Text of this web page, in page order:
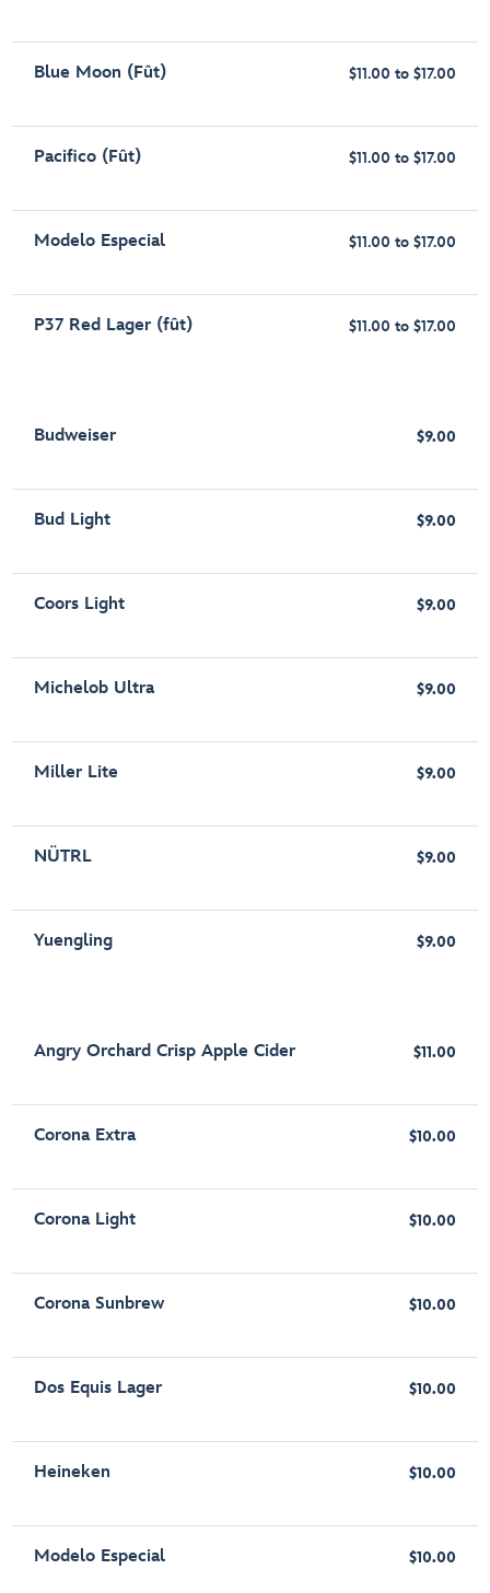
Blue Moon (Fût) $11.00 to $17.00
Pacifico (Fût) $11.00 to $17.00
Modelo Especial $11.00 to $17.00
P37 Red Lager (fût) $11.00 to $17.00
Budweiser $9.00
Bud Light $9.00
Coors Light $9.00
Michelob Ultra $9.00
Miller Lite $9.00
NÜTRL $9.00
Yuengling $9.00
Angry Orchard Crisp Apple Cider $11.00
Corona Extra $10.00
Corona Light $10.00
Corona Sunbrew $10.00
Dos Equis Lager $10.00
Heineken $10.00
Modelo Especial $10.00